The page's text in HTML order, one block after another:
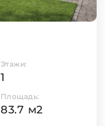
Этажи:
1
Площадь:
83.7 м2